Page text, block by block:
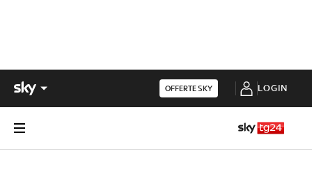
OFFERTE SKY LOGIN